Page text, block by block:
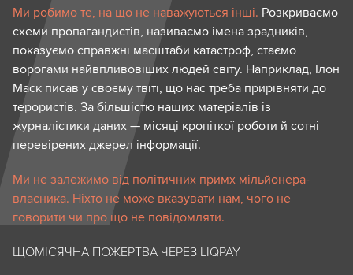
Ми робимо те, на що не наважуються інші. Розкриваємо
схеми пропагандистів, називаємо імена зрадників,
показуємо справжні масштаби катастроф, стаємо
ворогами найвпливовіших людей світу. Наприклад, Ілон
Маск писав у своєму твіті, що нас треба прирівняти до
терористів. За більшістю наших матеріалів із
журналістики даних — місяці кропіткої роботи й сотні
перевірених джерел інформації.
Ми не залежимо від політичних примх мільйонера-
власника. Ніхто не може вказувати нам, чого не
говорити чи про що не повідомляти.
ЩОМІСЯЧНА ПОЖЕРТВА ЧЕРЕЗ LIQPAY